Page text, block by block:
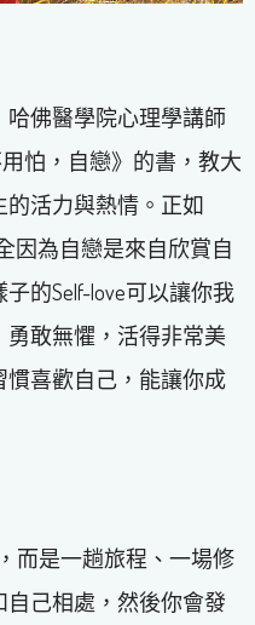
佛醫學院心理學講師
用怕，自戀》的書，教大
活力與熱情。正如
因為自戀是來自欣賞自
的Self-love可以讓你我
敢無懼，活得非常美
喜歡自己，能讓你成
而是一趟旅程、一場修
己相處，然後你會發